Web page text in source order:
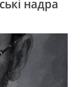
надра